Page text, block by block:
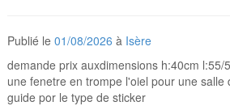
Publié le01/08/2026 à Isère
demande prix auxdimensions h:40cm l:55/
une fenetre en trompe l'oiel pour une salle
guide por le type de sticker